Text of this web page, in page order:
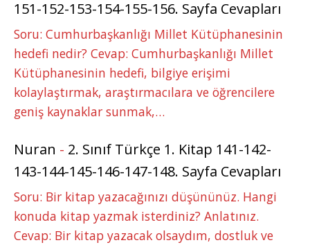
151-152-153-154-155-156. Sayfa Cevapları
Soru: Cumhurbaşkanlığı Millet Kütüphanesinin
hedefi nedir? Cevap: Cumhurbaşkanlığı Millet
Kütüphanesinin hedefi, bilgiye erişimi
kolaylaştırmak, araştırmacılara ve öğrencilere
geniş kaynaklar sunmak,…
Nuran - 2. Sınıf Türkçe 1. Kitap 141-142-
143-144-145-146-147-148. Sayfa Cevapları
Soru: Bir kitap yazacağınızı düşününüz. Hangi
konuda kitap yazmak isterdiniz? Anlatınız.
Cevap: Bir kitap yazacak olsaydım, dostluk ve